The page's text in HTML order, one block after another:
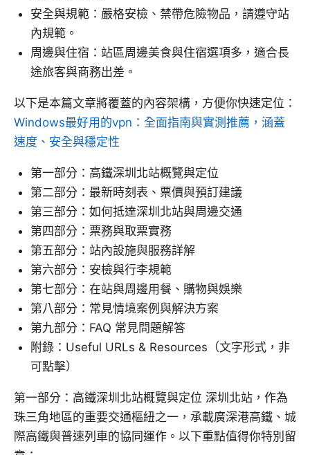
安全與規範：嚴格安檢、禁帶危險物品，請遵守站
內規範。
周邊與住宿：站區周邊美食與住宿選項多，適合長
途旅客與商務出差。
以下是本篇文章將覆蓋的內容架構，方便你快速定位：
Windows最好用的vpn：全面指南與實測推薦，涵蓋
速度、安全與穩定性
第一部分：高鐵深圳北站概覽與定位
第二部分：最新時刻表、票價與預訂建議
第三部分：如何抵達深圳北站與周邊交通
第四部分：票務與取票實務
第五部分：站內設施與服務詳解
第六部分：安檢與行李規範
第七部分：在站與周邊用餐、購物與娛樂
第八部分：常見情境案例與解決方案
第九部分：FAQ 常見問題解答
附錄：Useful URLs & Resources（文字形式，非
可點擊）
第一部分：高鐵深圳北站概覽與定位 深圳北站，作為
珠三角地區的重要交通樞紐之一，承載廣深港高鐵、城
際高鐵與普速列車的協同運作。以下重點值得你特別留